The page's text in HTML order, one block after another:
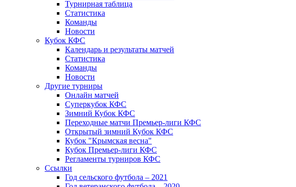
Турнирная таблица
Статистика
Команды
Новости
Кубок КФС
Календарь и результаты матчей
Статистика
Команды
Новости
Другие турниры
Онлайн матчей
Суперкубок КФС
Зимний Кубок КФС
Переходные матчи Премьер-лиги КФС
Открытый зимний Кубок КФС
Кубок "Крымская весна"
Кубок Премьер-лиги КФС
Регламенты турниров КФС
Ссылки
Год сельского футбола – 2021